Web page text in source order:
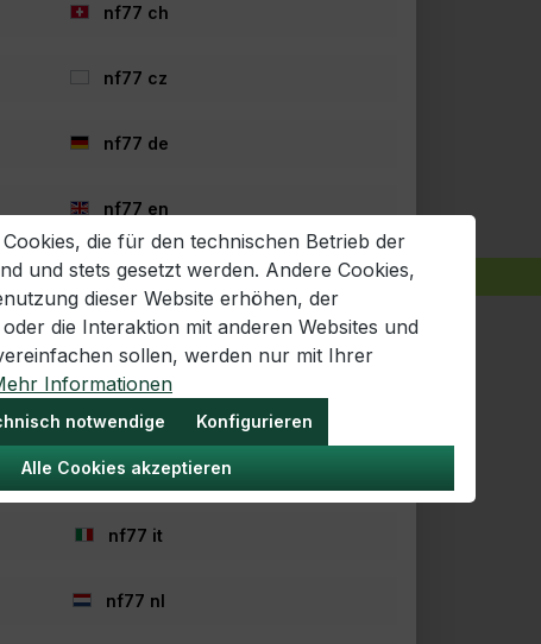
Informationen
Jobs / Karriere
Versandinformationen
Zahlungsmöglichkeiten
Gutscheine
Über Nordfishing77
die für den technischen Betrieb der
und stets gesetzt werden. Andere Cookies,
dieser Website erhöhen, der
die Interaktion mit anderen Websites und
sollen, werden nur mit Ihrer
Informationen
notwendige Konfigurieren
Alle Cookies akzeptieren
nf77 ch
nf77 cz
nf77 de
nf77 en
nf77 es
nf77 fr
nf77 hr
nf77 hu
nf77 it
nf77 nl